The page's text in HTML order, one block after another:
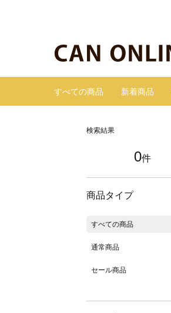
すべての商品 新着商品
検索結果
0件
商品タイプ
すべての商品
通常商品
セール商品